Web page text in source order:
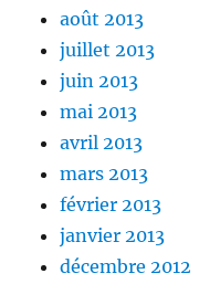
août 2013
juillet 2013
juin 2013
mai 2013
avril 2013
mars 2013
février 2013
janvier 2013
décembre 2012